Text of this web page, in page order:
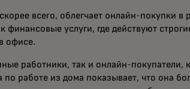
всего, облегчает онлайн-покупки в
финансовые услуги, где действуют
офисе.
работники, так и онлайн-покупатели,
по работе из дома показывает, что она